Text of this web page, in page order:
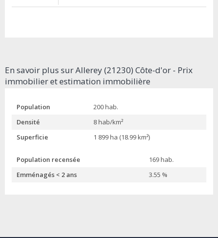
En savoir plus sur Allerey (21230) Côte-d'or - Prix
immobilier et estimation immobilière
Population
200 hab.
Densité
8 hab/km²
Superficie
1 899 ha (18.99 km²)
Population recensée
169 hab.
Emménagés < 2 ans
3.55 %